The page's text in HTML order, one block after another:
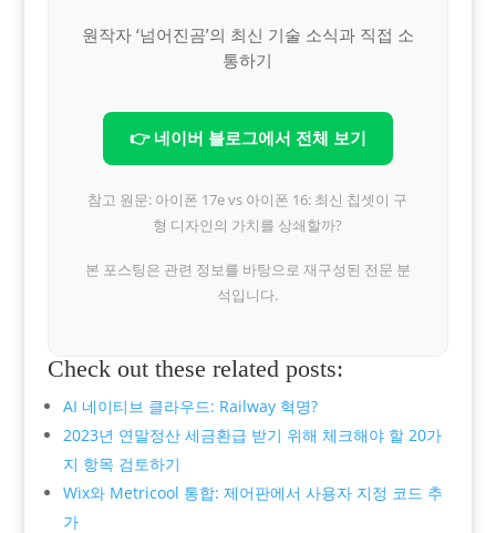
원작자 ‘넘어진곰’의 최신 기술 소식과 직접 소
통하기
👉 네이버 블로그에서 전체 보기
참고 원문: 아이폰 17e vs 아이폰 16: 최신 칩셋이 구
형 디자인의 가치를 상쇄할까?
본 포스팅은 관련 정보를 바탕으로 재구성된 전문 분
석입니다.
Check out these related posts:
AI 네이티브 클라우드: Railway 혁명?
2023년 연말정산 세금환급 받기 위해 체크해야 할 20가
지 항목 검토하기
Wix와 Metricool 통합: 제어판에서 사용자 지정 코드 추
가